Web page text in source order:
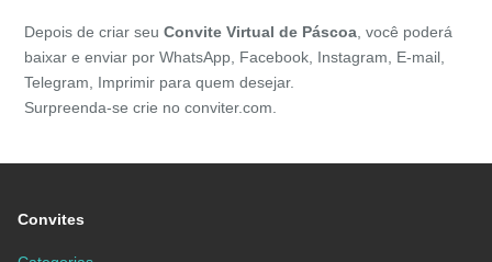
Depois de criar seuConvite Virtual de Páscoa, você poderá
baixar e enviar por WhatsApp, Facebook, Instagram, E-mail,
Telegram, Imprimir para quem desejar.
Surpreenda-se crie no conviter.com.
Convites